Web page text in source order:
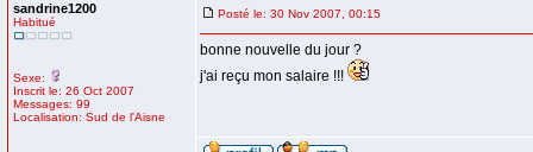
sandrine1200
Habitué
Sexe:
Inscrit le: 26 Oct 2007
Messages: 99
Localisation: Sud de l'Aisne
Posté le: 30 Nov 2007, 00:15
bonne nouvelle du jour ?
j'ai reçu mon salaire !!!